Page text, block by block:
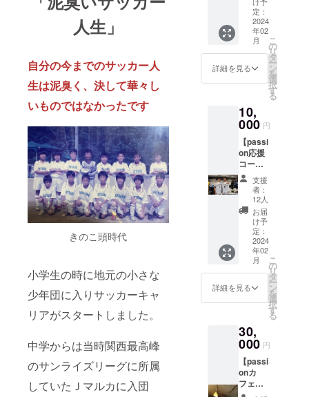
人生」
自分の今までのサッカー人
生は泥臭く、決して華々し
いものではなかったです
きのこ頭時代
小学生の時に地元の小さな
少年団に入りサッカーキャ
リアがスタートしました。
中学からは当時関西最高峰
のサンライズリーグに所属
していたＪマルカに入団
い！」
と応援
しても
らえる
方向け
です！
◎感謝
の思い
オメッ
セージ
で送ら
せてく
ださ
い。 宜
しくお
願いし
ます！
定：
2024
年02
月
詳細を見る
こ
の
リ
タ
ー
ン
を
選
択
す
る
10,
000 円
【passi
on応援
コー
ス】
「ゆう
せい海
外で大
暴れし
てこ
い！」
と応援
しても
らえる
方向け
です。
◎感謝
をビデ
オメッ
セージ
を送ら
せてく
ださ
支援
者：
12人
お届
け予
定：
2024
年02
月
詳細を見る
こ
の
リ
タ
ー
ン
を
選
択
す
る
30,
000 円
【passi
onカ
フェ
コー